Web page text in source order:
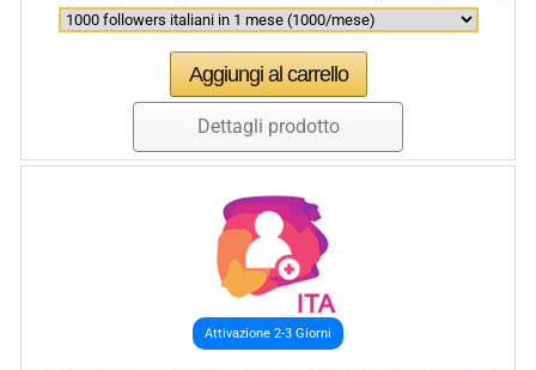
Dettagli prodotto
Attivazione 2-3 Giorni